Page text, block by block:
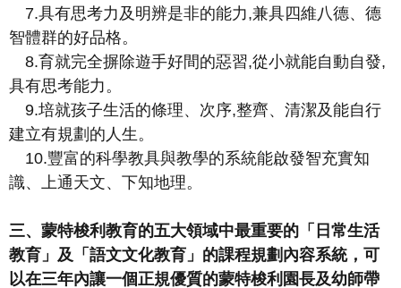
7.具有思考力及明辨是非的能力,兼具四維八德、德
智體群的好品格。
8.育就完全摒除遊手好間的惡習,從小就能自動自發,
具有思考能力。
9.培就孩子生活的條理、次序,整齊、清潔及能自行
建立有規劃的人生。
10.豐富的科學教具與教學的系統能啟發智充實知
識、上通天文、下知地理。
三、蒙特梭利教育的五大領域中最重要的「日常生活
教育」及「語文文化教育」 的課程規劃內容系統，可
以在三年內讓一個正規優質的蒙特梭利園長及幼師帶